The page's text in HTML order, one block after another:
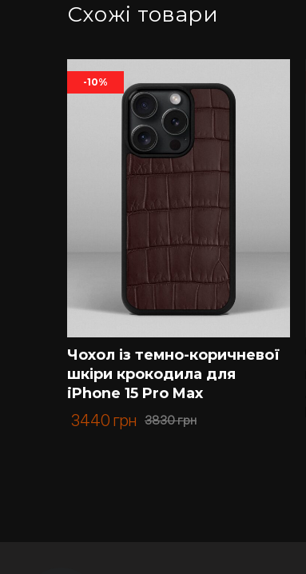
Схожі товари
-10%
Чохол із темно-коричневої
шкіри крокодила для
iPhone 15 Pro Max
3830грн
3440 грн